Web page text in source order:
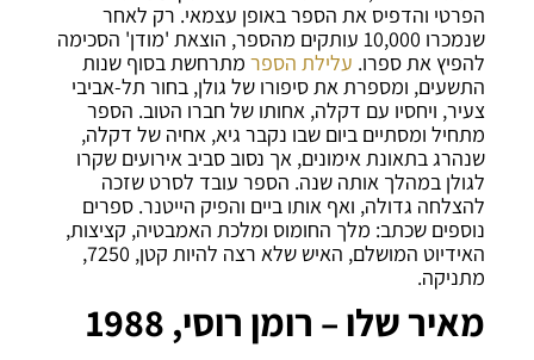
הפרטי והדפיס את הספר באופן עצמאי. רק לאחר
שנמכרו 10,000 עותקים מהספר, הוצאת 'מודן' הסכימה
להפיץ את ספרו. עלילת הספר מתרחשת בסוף שנות
התשעים, ומספרת את סיפורו של גולן, בחור תל-אביבי
צעיר, ויחסיו עם דקלה, אחותו של חברו הטוב. הספר
מתחיל ומסתיים ביום שבו נקבר גיא, אחיה של דקלה,
שנהרג בתאונת אימונים, אך נסוב סביב אירועים שקרו
לגולן במהלך אותה שנה. הספר עובד לסרט שזכה
להצלחה גדולה, ואף אותו ביים והפיק הייטנר. ספרים
נוספים שכתב: מלך החומוס ומלכת האמבטיה, קציצות,
האידיוט המושלם, האיש שלא רצה להיות קטן, 7250,
מתניקה.
מאיר שלו – רומן רוסי, 1988